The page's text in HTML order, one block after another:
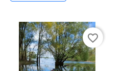
favorite_border